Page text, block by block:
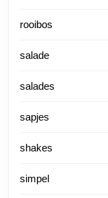
rooibos
salade
salades
sapjes
shakes
simpel